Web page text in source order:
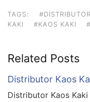
TAGS:
KAKI
#KAOS KAKI
Related Posts
Distributor Kaos
Distributor Kaos